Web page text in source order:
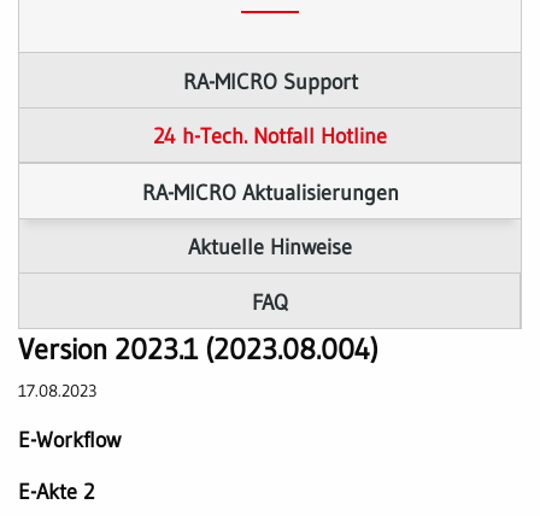
RA-MICRO Support
24 h-Tech. Notfall Hotline
RA-MICRO Aktualisierungen
Aktuelle Hinweise
FAQ
Version 2023.1 (2023.08.004)
17.08.2023
E-Workflow
E-Akte 2